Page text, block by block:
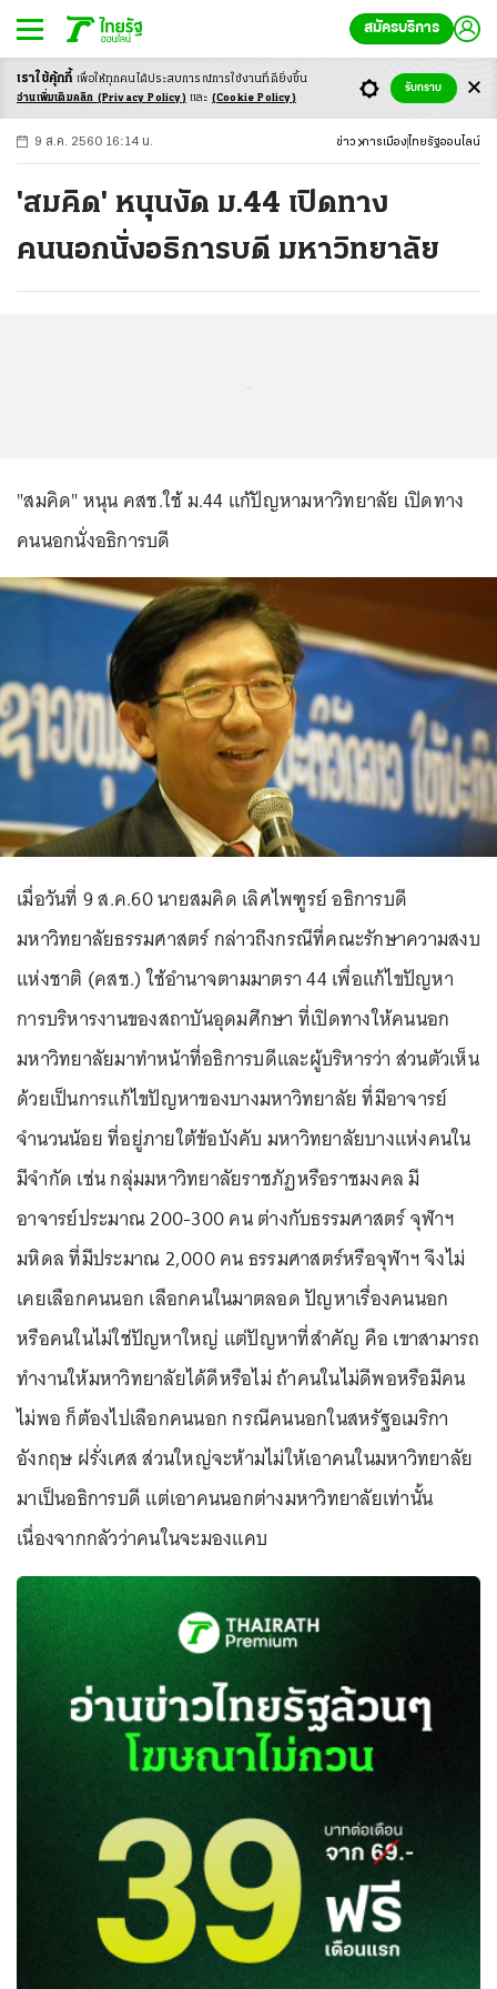
สมัครบริการ
-ก ก ก+
9 ส.ค. 2560 16:14 น. ข่าว การเมือง ไทยรัฐออนไลน์
'สมคิด' หนุนงัด ม.44 เปิดทาง
คนนอกนั่งอธิการบดี มหาวิทยาลัย
"สมคิด" หนุน คสช.ใช้ ม.44 แก้ปัญหามหาวิทยาลัย เปิดทาง
คนนอกนั่งอธิการบดี
เมื่อวันที่ 9 ส.ค.60 นายสมคิด เลิศไพฑูรย์ อธิการบดี
มหาวิทยาลัยธรรมศาสตร์ กล่าวถึงกรณีที่คณะรักษาความสงบ
แห่งชาติ (คสช.) ใช้อำนาจตามมาตรา 44 เพื่อแก้ไขปัญหา
การบริหารงานของสถาบันอุดมศึกษา ที่เปิดทางให้คนนอก
มหาวิทยาลัยมาทำหน้าที่อธิการบดีและผู้บริหารว่า ส่วนตัวเห็น
ด้วยเป็นการแก้ไขปัญหาของบางมหาวิทยาลัย ที่มีอาจารย์
จำนวนน้อย ที่อยู่ภายใต้ข้อบังคับ มหาวิทยาลัยบางแห่งคนใน
มีจำกัด เช่น กลุ่มมหาวิทยาลัยราชภัฏหรือราชมงคล มี
อาจารย์ประมาณ 200-300 คน ต่างกับธรรมศาสตร์ จุฬาฯ
มหิดล ที่มีประมาณ 2,000 คน ธรรมศาสตร์หรือจุฬาฯ จึงไม่
เคยเลือกคนนอก เลือกคนในมาตลอด ปัญหาเรื่องคนนอก
หรือคนในไม่ใช่ปัญหาใหญ่ แต่ปัญหาที่สำคัญ คือ เขาสามารถ
ทำงานให้มหาวิทยาลัยได้ดีหรือไม่ ถ้าคนในไม่ดีพอหรือมีคน
ไม่พอ ก็ต้องไปเลือกคนนอก กรณีคนนอกในสหรัฐอเมริกา
อังกฤษ ฝรั่งเศส ส่วนใหญ่จะห้ามไม่ให้เอาคนในมหาวิทยาลัย
มาเป็นอธิการบดี แต่เอาคนนอกต่างมหาวิทยาลัยเท่านั้น
เนื่องจากกลัวว่าคนในจะมองแคบ
เราใช้คุ้กกี้ เพื่อให้ทุกคนได้ประสบการณ์การใช้งานที่ดียิ่งขึ้น
อ่านเพิ่มเติมคลิก (Privacy Policy) และ (Cookie Policy)
รับทราบ